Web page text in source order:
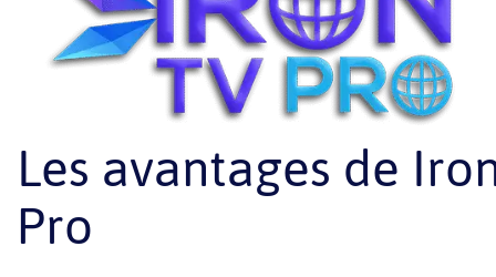
Les avantages de
Pro